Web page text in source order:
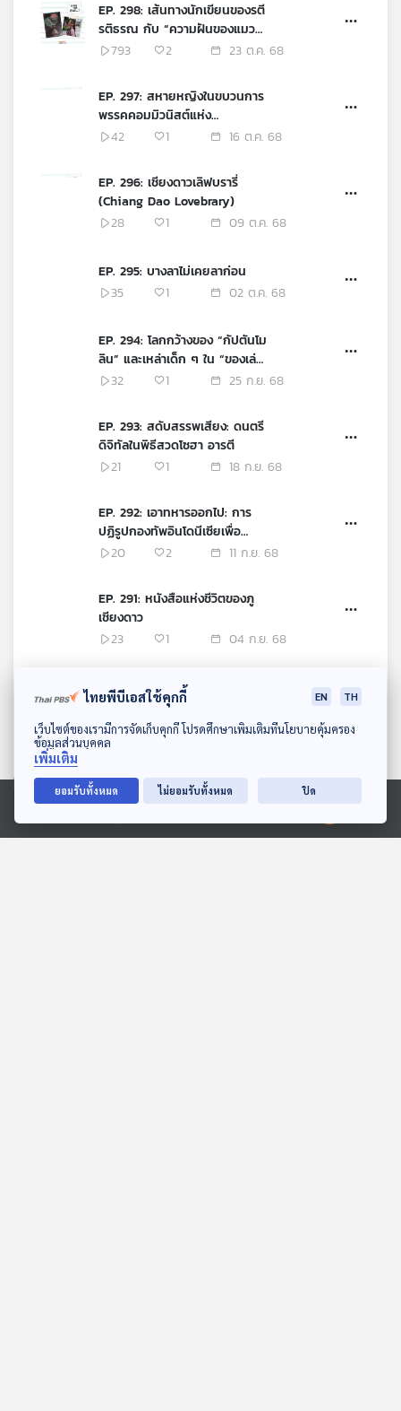
ดาวน์โหลด Thai PBS Podcast Application
Ⓒ 2020 องค์การกระจายเสียงและแพร่ภาพสาธารณะแห่งประเทศไทย
EP. 298: เส้นทางนักเขียนของรตี
รติธรณ กับ “ความฝันของแมว
จร” เรื่องสั้นชนะเลิศรางวัลพาน
793 2 23 ต.ค. 68
EP. 297: สหายหญิงในขบวนการ
พรรคคอมมิวนิสต์แห่ง
ประเทศไทย เขตจังหวัดพัทลุง
42 1 16 ต.ค. 68
EP. 296: เชียงดาวเลิฟบรารี่
(Chiang Dao Lovebrary)
28
1 09 ต.ค. 68
EP. 295: บางลาไม่เคยลาก่อน
35
1 02 ต.ค. 68
EP. 294: โลกกว้างของ “กัปตันโม
ลิน” และเหล่าเด็ก ๆ ใน “ของเล่น
ยามสงคราม”
32 1 25 ก.ย. 68
EP. 293: สดับสรรพเสียง: ดนตรี
ดิจิทัลในพิธีสวดโซฮา อารตี
21
1 18 ก.ย. 68
EP. 292: เอาทหารออกไป: การ
ปฏิรูปกองทัพอินโดนีเซียเพื่อ
ประชาธิปไตย หลังยุคซูฮาร์โต
20 2 11 ก.ย. 68
EP. 291: หนังสือแห่งชีวิตของภู
เชียงดาว
23
1 04 ก.ย. 68
EP. 290: Anyway Cafe.cnx:
พื้นที่ทางสังคมกับการขับเคลื่อน
ความหลากหลายทางเพศ
26 2 28 ส.ค. 68
เสริมการอ่านของบ้านเรียนม่อน
ภูผาแดง
ไทยพีบีเอสใช้คุกกี้ EN TH
เว็บไซต์ของเรามีการจัดเก็บคุกกี้ โปรดศึกษาเพิ่มเติมที่นโยบายคุ้มครอง
ข้อมูลส่วนบุคคล
เพิ่มเติม
ยอมรับทั้งหมด ไม่ยอมรับทั้งหมด ปิด